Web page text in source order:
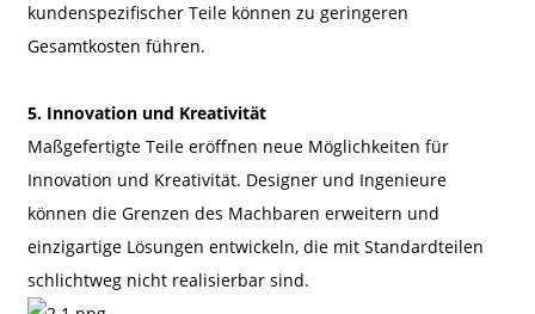
kundenspezifischer Teile können zu geringeren
Gesamtkosten führen.
5. Innovation und Kreativität
Maßgefertigte Teile eröffnen neue Möglichkeiten für
Innovation und Kreativität. Designer und Ingenieure
können die Grenzen des Machbaren erweitern und
einzigartige Lösungen entwickeln, die mit Standardteilen
schlichtweg nicht realisierbar sind.